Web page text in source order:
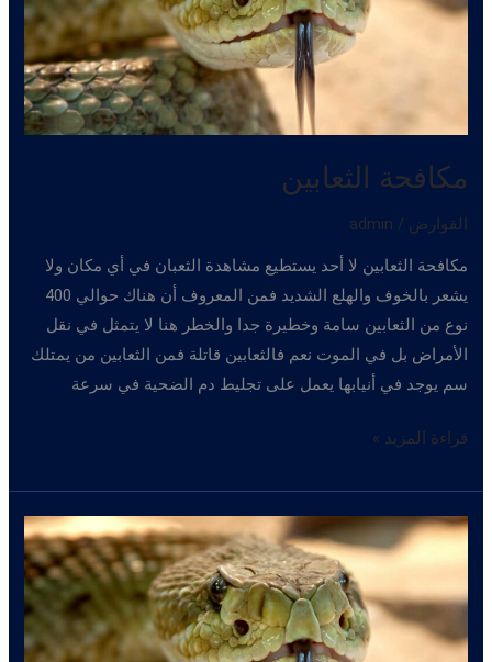
مكافحة الثعابين
القوارض /
admin
مكافحة الثعابين لا أحد يستطيع مشاهدة الثعبان في أي مكان ولا
يشعر بالخوف والهلع الشديد فمن المعروف أن هناك حوالي 400
نوع من الثعابين سامة وخطيرة جدا والخطر هنا لا يتمثل في نقل
الأمراض بل في الموت نعم فالثعابين قاتلة فمن الثعابين من يمتلك
سم يوجد في أنيابها يعمل على تجليط دم الضحية في سرعة
مكافحة
قراءة المزيد »